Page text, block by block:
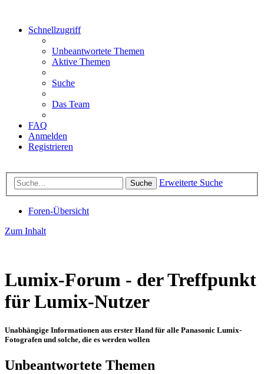
Schnellzugriff
Unbeantwortete Themen
Aktive Themen
Suche
Das Team
FAQ
Anmelden
Registrieren
Suche Erweiterte Suche
Foren-Übersicht
Zum Inhalt
Lumix-Forum - der Treffpunkt
für Lumix-Nutzer
Unabhängige Informationen aus erster Hand für alle Panasonic Lumix-
Fotografen und solche, die es werden wollen
Unbeantwortete Themen